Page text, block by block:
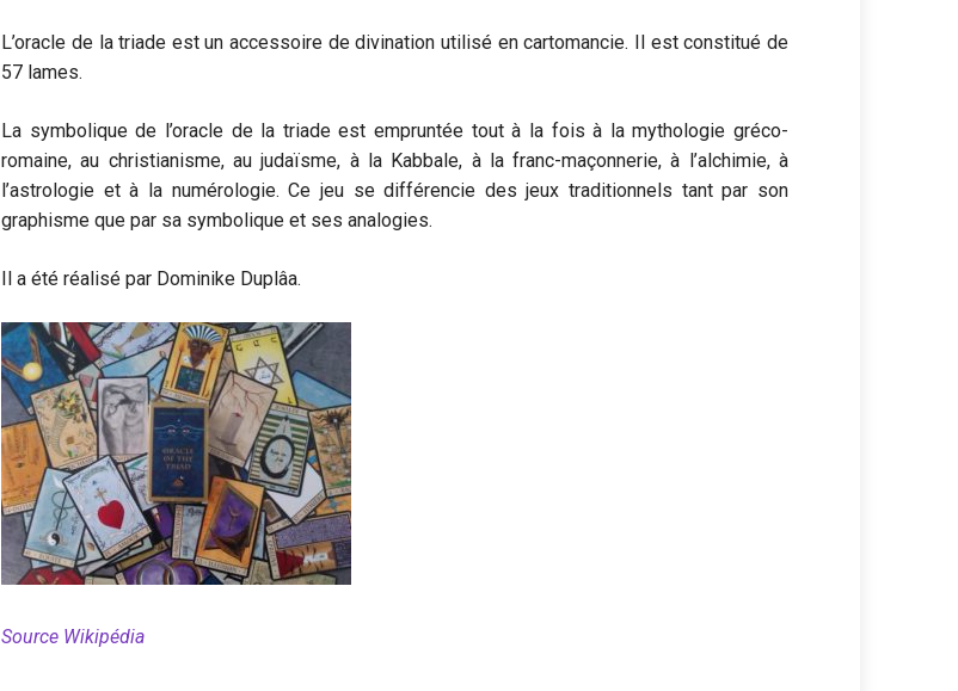
L’oracle de la triade est un accessoire de divination utilisé en cartomancie. Il est constitué de
57 lames.
La symbolique de l’oracle de la triade est empruntée tout à la fois à la mythologie gréco-
romaine, au christianisme, au judaïsme, à la Kabbale, à la franc-maçonnerie, à l’alchimie, à
l’astrologie et à la numérologie. Ce jeu se différencie des jeux traditionnels tant par son
graphisme que par sa symbolique et ses analogies.
Il a été réalisé par Dominike Duplâa.
Source Wikipédia